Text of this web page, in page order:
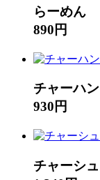
らーめん
890円
チャーハ
930円
チャーシ